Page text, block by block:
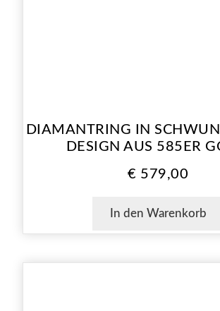
DIAMANTRING IN
DESIGN AUS 585ER
€ 579,00
In den Warenkorb